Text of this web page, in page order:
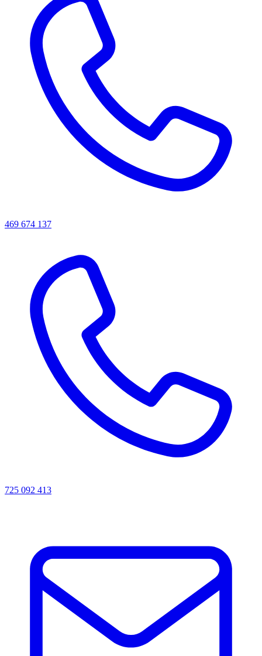
469 674 137
725 092 413